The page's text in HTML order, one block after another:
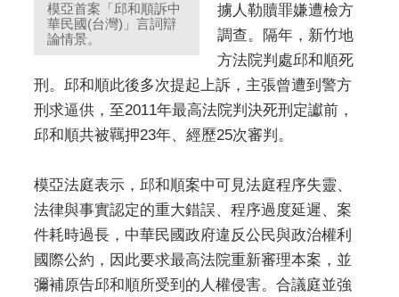
模亞首案「邱和順訴中
華民國(台灣)」言詞辯
論情景。
擄人勒贖罪嫌遭檢方
調查。隔年，新竹地
方法院判處邱和順死
刑。邱和順此後多次提起上訴，主張曾遭到警方
刑求逼供，至2011年最高法院判決死刑定讞前，
邱和順共被羈押23年、經歷25次審判。
模亞法庭表示，邱和順案中可見法庭程序失靈、
法律與事實認定的重大錯誤、程序過度延遲、案
件耗時過長，中華民國政府違反公民與政治權利
國際公約，因此要求最高法院重新審理本案，並
彌補原告邱和順所受到的人權侵害。合議庭並強